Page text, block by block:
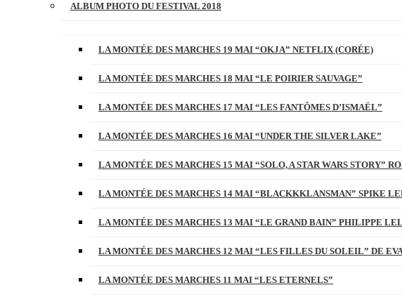
ALBUM PHOTO DU FESTIVAL 2018
LA MONTÉE DES MARCHES 19 MAI “OKJA” NETFLIX (CORÉE)
LA MONTÉE DES MARCHES 18 MAI “LE POIRIER SAUVAGE”
LA MONTÉE DES MARCHES 17 MAI “LES FANTÔMES D’ISMAËL”
LA MONTÉE DES MARCHES 16 MAI “UNDER THE SILVER LAKE”
LA MONTÉE DES MARCHES 15 MAI “SOLO, A STAR WARS STORY”
LA MONTÉE DES MARCHES 14 MAI “BLACKKKLANSMAN” SPIKE
LA MONTÉE DES MARCHES 13 MAI “LE GRAND BAIN” PHILIPPE
LA MONTÉE DES MARCHES 12 MAI “LES FILLES DU SOLEIL” DE
LA MONTÉE DES MARCHES 11 MAI “LES ETERNELS”